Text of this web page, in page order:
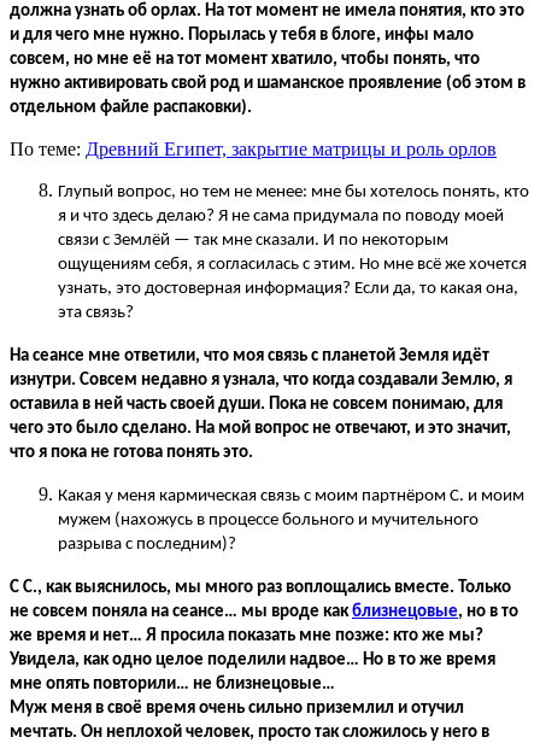
должна узнать об орлах. На тот момент не имела понятия, кто это
и для чего мне нужно. Порылась у тебя в блоге, инфы мало
совсем, но мне её на тот момент хватило, чтобы понять, что
нужно активировать свой род и шаманское проявление (об этом в
отдельном файле распаковки).
По теме: Древний Египет, закрытие матрицы и роль орлов
Глупый вопрос, но тем не менее: мне бы хотелось понять, кто
я и что здесь делаю? Я не сама придумала по поводу моей
связи с Землёй — так мне сказали. И по некоторым
ощущениям себя, я согласилась с этим. Но мне всё же хочется
узнать, это достоверная информация? Если да, то какая она,
эта связь?
На сеансе мне ответили, что моя связь с планетой Земля идёт
изнутри. Совсем недавно я узнала, что когда создавали Землю, я
оставила в ней часть своей души. Пока не совсем понимаю, для
чего это было сделано. На мой вопрос не отвечают, и это значит,
что я пока не готова понять это.
Какая у меня кармическая связь с моим партнёром С. и моим
мужем (нахожусь в процессе больного и мучительного
разрыва с последним)?
С С., как выяснилось, мы много раз воплощались вместе. Только
не совсем поняла на сеансе… мы вроде какблизнецовые, но в то
же время и нет… Я просила показать мне позже: кто же мы?
Увидела, как одно целое поделили надвое… Но в то же время
мне опять повторили… не близнецовые…
Муж меня в своё время очень сильно приземлил и отучил
мечтать. Он неплохой человек, просто так сложилось у него в